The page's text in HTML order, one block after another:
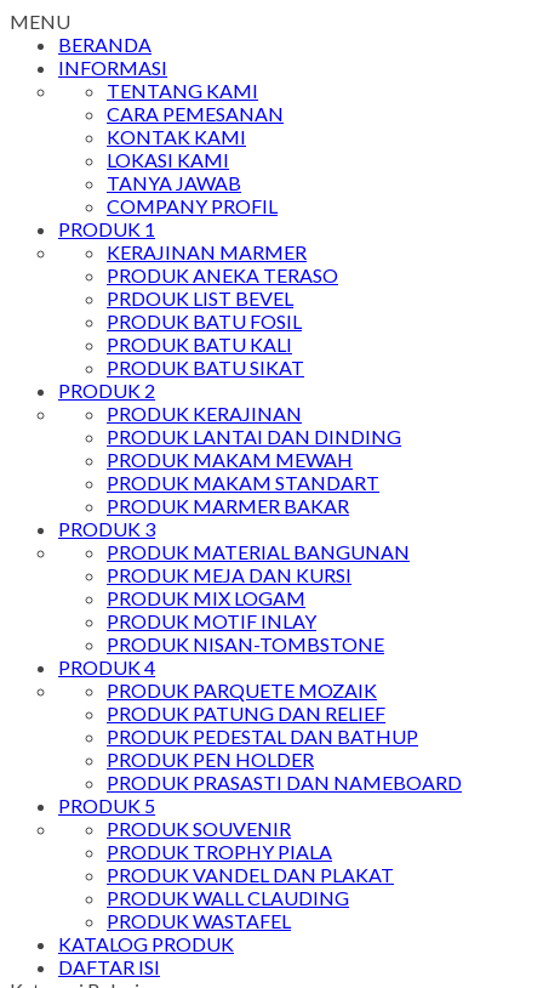
MENU
BERANDA
INFORMASI
TENTANG KAMI
CARA PEMESANAN
KONTAK KAMI
LOKASI KAMI
TANYA JAWAB
COMPANY PROFIL
PRODUK 1
KERAJINAN MARMER
PRODUK ANEKA TERASO
PRDOUK LIST BEVEL
PRODUK BATU FOSIL
PRODUK BATU KALI
PRODUK BATU SIKAT
PRODUK 2
PRODUK KERAJINAN
PRODUK LANTAI DAN DINDING
PRODUK MAKAM MEWAH
PRODUK MAKAM STANDART
PRODUK MARMER BAKAR
PRODUK 3
PRODUK MATERIAL BANGUNAN
PRODUK MEJA DAN KURSI
PRODUK MIX LOGAM
PRODUK MOTIF INLAY
PRODUK NISAN-TOMBSTONE
PRODUK 4
PRODUK PARQUETE MOZAIK
PRODUK PATUNG DAN RELIEF
PRODUK PEDESTAL DAN BATHUP
PRODUK PEN HOLDER
PRODUK PRASASTI DAN NAMEBOARD
PRODUK 5
PRODUK SOUVENIR
PRODUK TROPHY PIALA
PRODUK VANDEL DAN PLAKAT
PRODUK WALL CLAUDING
PRODUK WASTAFEL
KATALOG PRODUK
DAFTAR ISI